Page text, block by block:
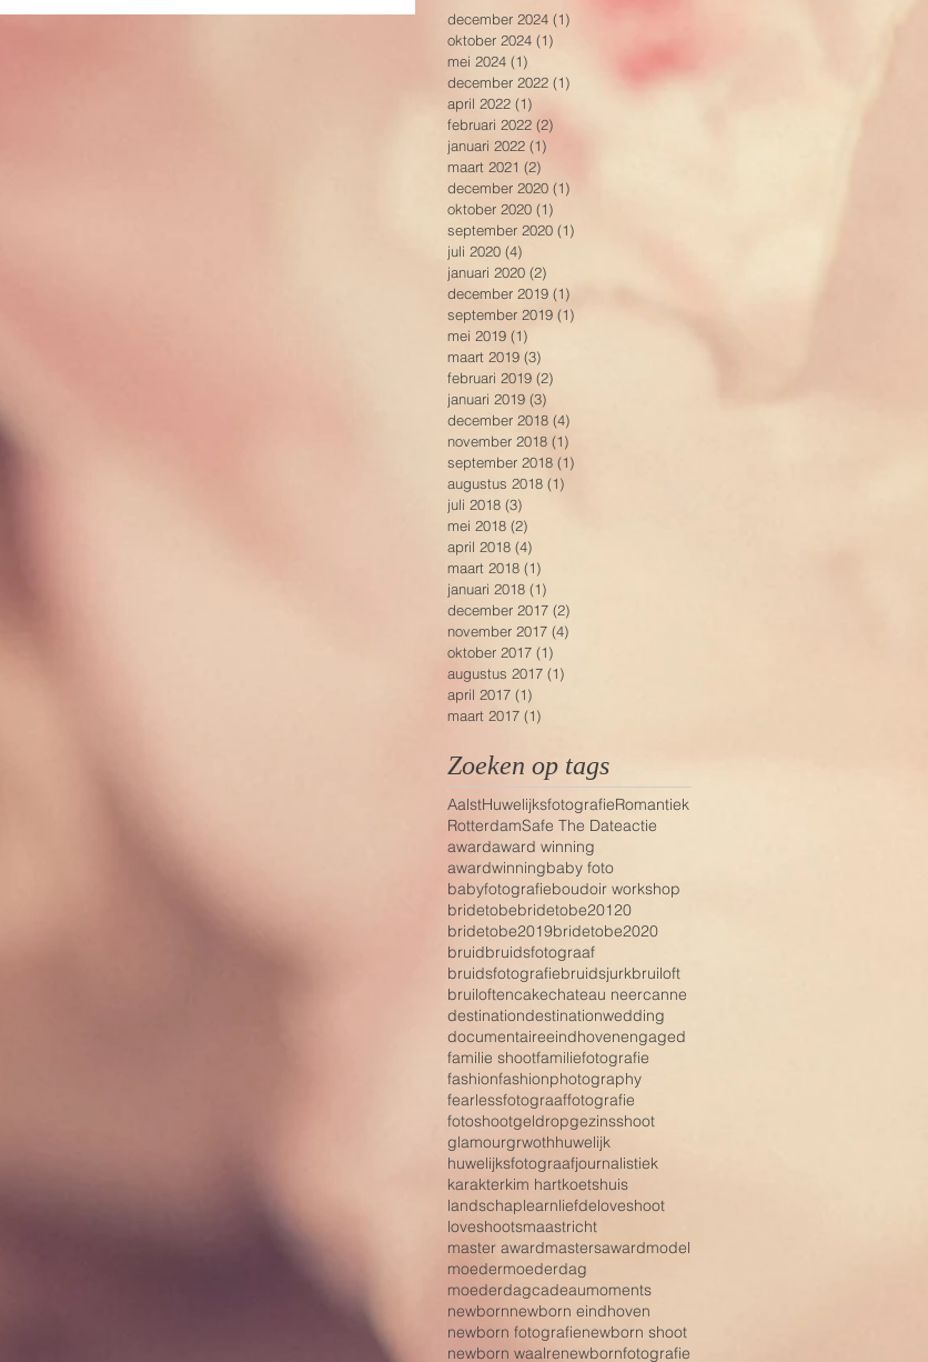
december 2024 (1)
oktober 2024 (1)
mei 2024 (1)
december 2022 (1)
april 2022 (1)
februari 2022 (2)
januari 2022 (1)
maart 2021 (2)
december 2020 (1)
oktober 2020 (1)
september 2020 (1)
juli 2020 (4)
januari 2020 (2)
december 2019 (1)
september 2019 (1)
mei 2019 (1)
maart 2019 (3)
februari 2019 (2)
januari 2019 (3)
december 2018 (4)
november 2018 (1)
september 2018 (1)
augustus 2018 (1)
juli 2018 (3)
mei 2018 (2)
april 2018 (4)
maart 2018 (1)
januari 2018 (1)
december 2017 (2)
november 2017 (4)
oktober 2017 (1)
augustus 2017 (1)
april 2017 (1)
maart 2017 (1)
Zoeken op tags
AalstHuwelijksfotografieRomantiek
RotterdamSafe The Dateactie
awardaward winning
awardwinningbaby foto
babyfotografieboudoir workshop
bridetobebridetobe20120
bridetobe2019bridetobe2020
bruidbruidsfotograaf
bruidsfotografiebruidsjurkbruiloft
bruiloftencakechateau neercanne
destinationdestinationwedding
documentaireeindhovenengaged
familie shootfamiliefotografie
fashionfashionphotography
fearlessfotograaffotografie
fotoshootgeldropgezinsshoot
glamourgrwothhuwelijk
huwelijksfotograafjournalistiek
karakterkim hartkoetshuis
landschaplearnliefdeloveshoot
loveshootsmaastricht
master awardmastersawardmodel
moedermoederdag
moederdagcadeaumoments
newbornnewborn eindhoven
newborn fotografienewborn shoot
newborn waalrenewbornfotografie